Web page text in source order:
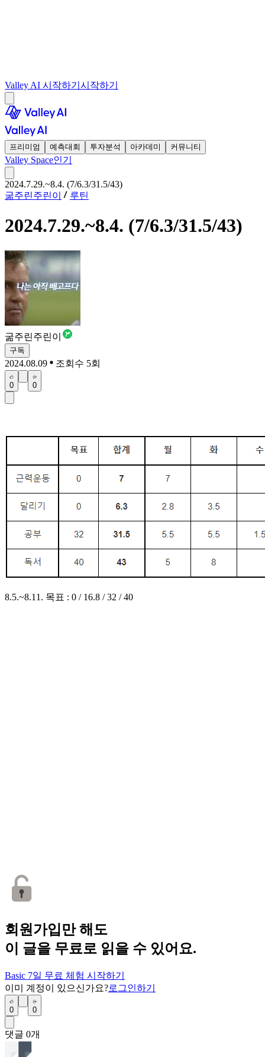
Valley AI 시작하기 시작하기
프리미엄 예측대회 투자분석 아카데미 커뮤니티
Valley Space인기
2024.7.29.~8.4. (7/6.3/31.5/43)
굶주린주린이
루틴
2024.7.29.~8.4. (7/6.3/31.5/43)
굶주린주린이
구독
2024.08.09 조회수 5회
0 0
8.5.~8.11. 목표 : 0 / 16.8 / 32 / 40
회원가입만 해도
이 글을 무료로 읽을 수 있어요.
Basic 7일 무료 체험 시작하기
이미 계정이 있으신가요?로그인하기
0 0
댓글 0개